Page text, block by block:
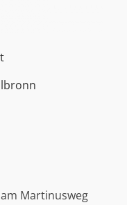
Martinusweg